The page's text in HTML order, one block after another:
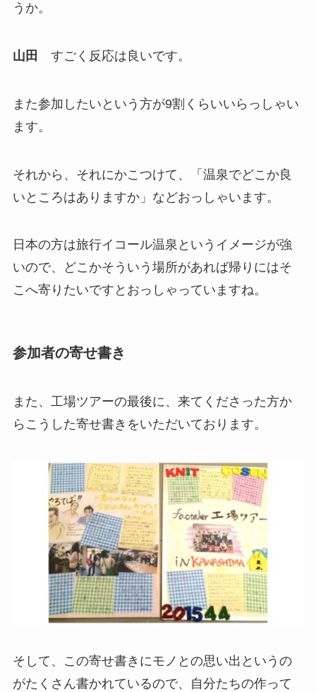
うか。
山田 すごく反応は良いです。
また参加したいという方が9割くらいいらっしゃい
ます。
それから、それにかこつけて、「温泉でどこか良
いところはありますか」などおっしゃいます。
日本の方は旅行イコール温泉というイメージが強
いので、どこかそういう場所があれば帰りにはそ
こへ寄りたいですとおっしゃっていますね。
参加者の寄せ書き
また、工場ツアーの最後に、来てくださった方か
らこうした寄せ書きをいただいております。
そして、この寄せ書きにモノとの思い出というの
がたくさん書かれているので、自分たちの作って